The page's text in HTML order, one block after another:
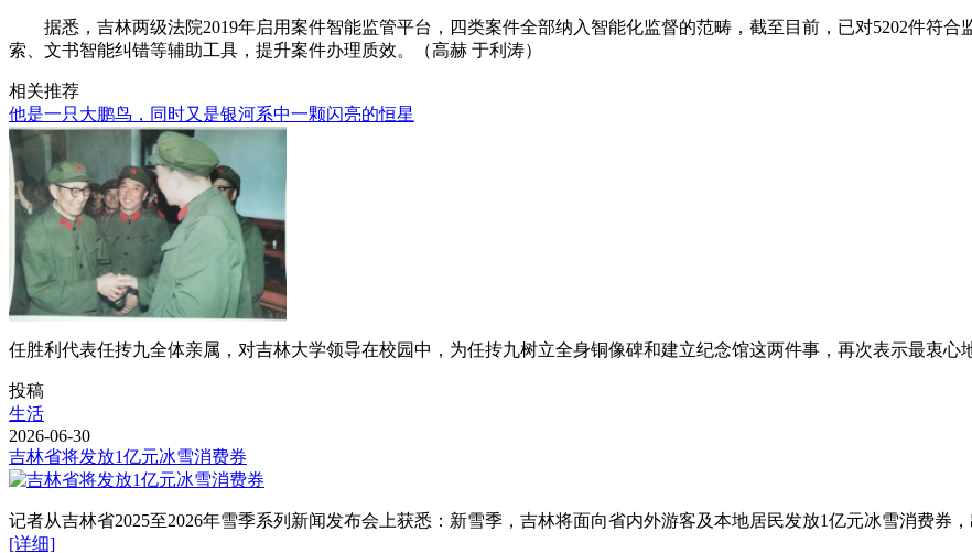
据悉，吉林两级法院2019年启用案件智能监管平台，四类案件全部纳入智能化监督的范畴，截至目前，已对5202件符
索、文书智能纠错等辅助工具，提升案件办理质效。（高赫 于利涛）
相关推荐
他是一只大鹏鸟，同时又是银河系中一颗闪亮的恒星
任胜利代表任抟九全体亲属，对吉林大学领导在校园中，为任抟九树立全身铜像碑和建立纪念馆这两件事，再次表示最衷心
投稿
生活
2026-06-30
吉林省将发放1亿元冰雪消费券
记者从吉林省2025至2026年雪季系列新闻发布会上获悉：新雪季，吉林将面向省内外游客及本地居民发放1亿元冰雪消费券
[详细]